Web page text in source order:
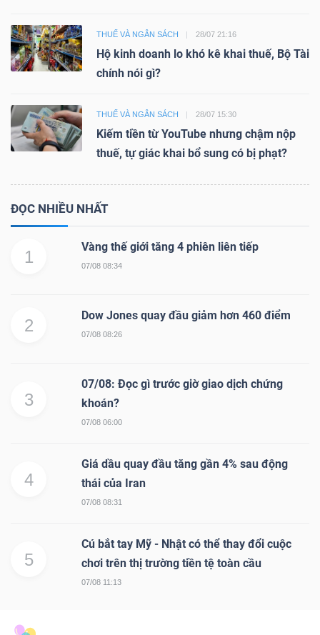
THUẾ VÀ NGÂN SÁCH 28/07 21:16
Hộ kinh doanh lo khó kê khai thuế, Bộ Tài
chính nói gì?
THUẾ VÀ NGÂN SÁCH 28/07 15:30
Kiếm tiền từ YouTube nhưng chậm nộp
thuế, tự giác khai bổ sung có bị phạt?
ĐỌC NHIỀU NHẤT
1
Vàng thế giới tăng 4 phiên liên tiếp
07/08 08:34
2
Dow Jones quay đầu giảm hơn 460 điểm
07/08 08:26
3
07/08: Đọc gì trước giờ giao dịch chứng
khoán?
07/08 06:00
4
Giá dầu quay đầu tăng gần 4% sau động
thái của Iran
07/08 08:31
5
Cú bắt tay Mỹ - Nhật có thể thay đổi cuộc
chơi trên thị trường tiền tệ toàn cầu
07/08 11:13